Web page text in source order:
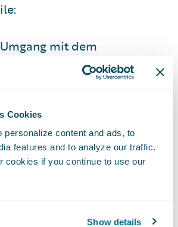
Cookies
personalize content and ads, to
features and to analyze our traffic.
cookies if you continue to use our
Show details
mit dem
sorgt fürmehr
Kundennähe
. Die
der Versicherer ein
-manager, der dabei hilft,
oder sie zumindest
zu begrenzen.
geliefert, um denSchaden